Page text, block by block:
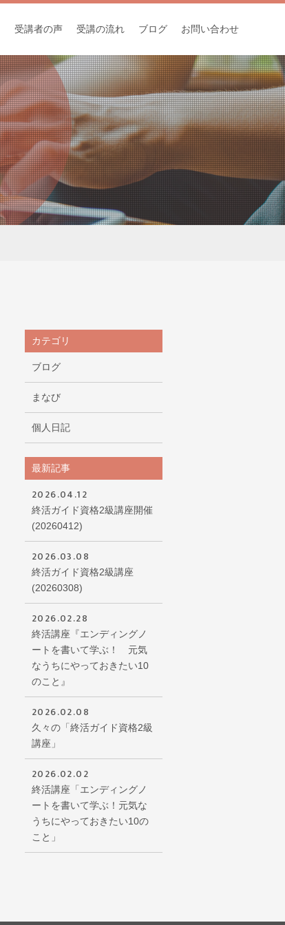
受講者の声 受講の流れ ブログ お問い合わせ
カテゴリ
ブログ
まなび
個人日記
最新記事
2026.04.12
終活ガイド資格2級講座開催
(20260412)
2026.03.08
終活ガイド資格2級講座
(20260308)
2026.02.28
終活講座『エンディングノ
ートを書いて学ぶ！ 元気
なうちにやっておきたい10
のこと』
2026.02.08
久々の「終活ガイド資格2級
講座」
2026.02.02
終活講座「エンディングノ
ートを書いて学ぶ！元気な
うちにやっておきたい10の
こと」